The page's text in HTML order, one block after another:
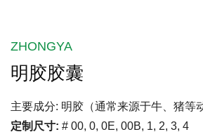
ZHONGYA
明胶胶囊
主要成分: 明胶（通常来源于牛、猪等
定制尺⼨: # 00, 0, 0E, 00B, 1, 2, 3, 4